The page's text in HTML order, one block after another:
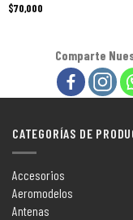
$70,000
Comparte
CATEGORÍAS DE
Accesorios
Aeromodelos
Antenas